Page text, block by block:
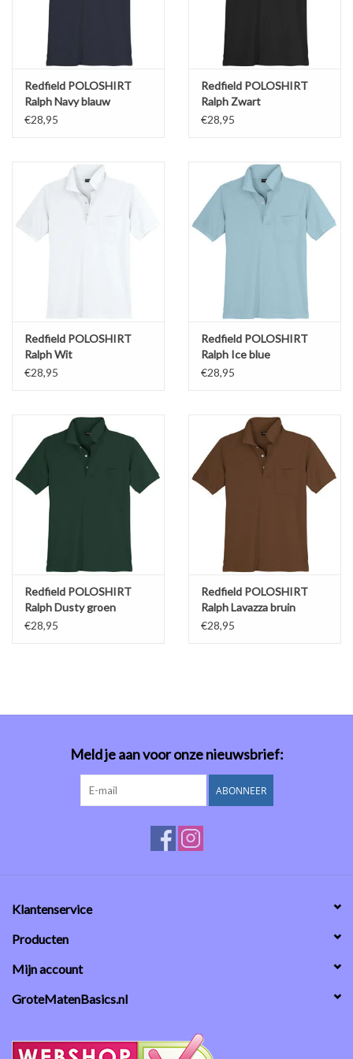
• 8XL - Borstomvang: 176 cm, Ruglengte: 95 cm
• 10XL - Borstomvang: 192 cm, Ruglengte: 95 cm
Onderhoud : kan in wasmachine
Redfield POLOSHIRT
Ralph Navy blauw
€28,95
Redfield POLOSHIRT
Ralph Zwart
€28,95
Redfield POLOSHIRT
Ralph Wit
€28,95
Redfield POLOSHIRT
Ralph Ice blue
€28,95
Redfield POLOSHIRT
Ralph Dusty groen
€28,95
Redfield POLOSHIRT
Ralph Lavazza bruin
€28,95
Meld je aan voor onze nieuwsbrief:
ABONNEER
Klantenservice
Producten
Mijn account
GroteMatenBasics.nl